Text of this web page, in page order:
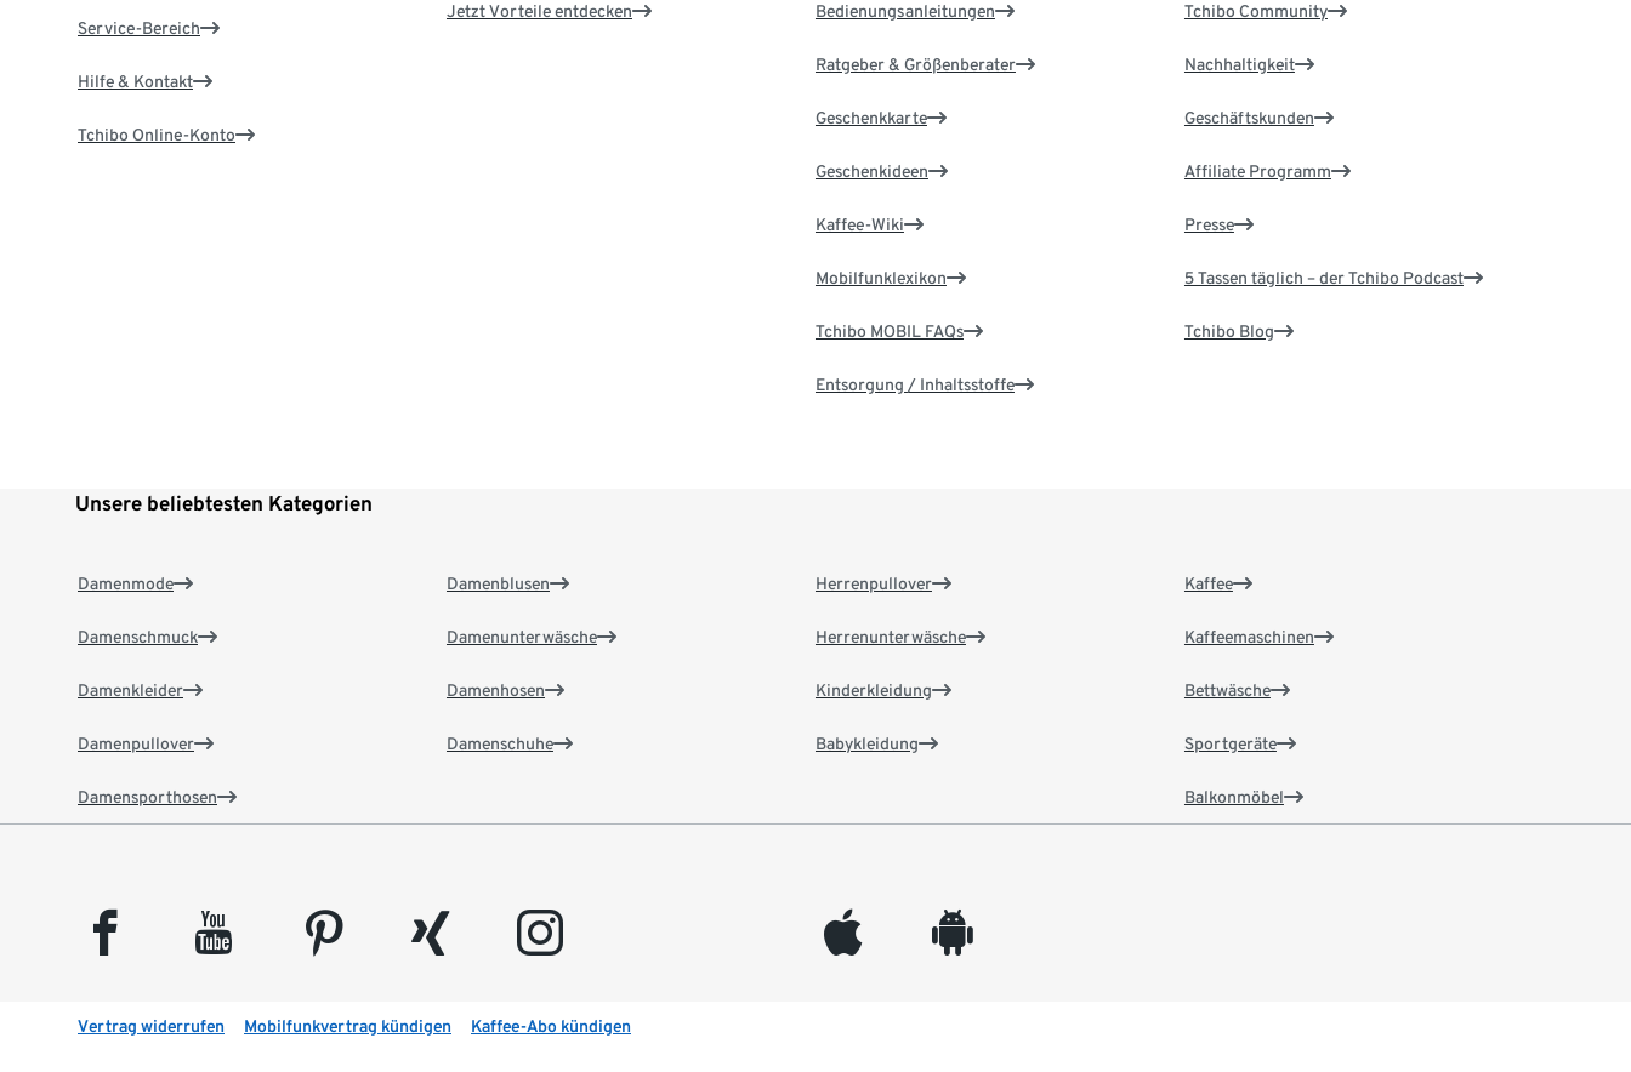
Service-Bereich
Hilfe & Kontakt
Tchibo Online-Konto
Jetzt Vorteile entdecken Bedienungsanleitungen
Ratgeber & Größenberater
Geschenkkarte
Geschenkideen
Kaffee-Wiki
Mobilfunklexikon
Tchibo MOBIL FAQs
Entsorgung / Inhaltsstoffe
Tchibo Community
Nachhaltigkeit
Geschäftskunden
Affiliate Programm
Presse
5 Tassen täglich – der Tchibo Podcast
Tchibo Blog
Unsere beliebtesten Kategorien
Damenmode
Damenschmuck
Damenkleider
Damenpullover
Damensporthosen
Damenblusen
Damenunterwäsche
Damenhosen
Damenschuhe
Herrenpullover
Herrenunterwäsche
Kinderkleidung
Babykleidung
Kaffee
Kaffeemaschinen
Bettwäsche
Sportgeräte
Balkonmöbel
facebook youtube pinterest xing instagram appleinc android
Vertrag widerrufen Mobilfunkvertrag kündigen Kaffee-Abo kündigen